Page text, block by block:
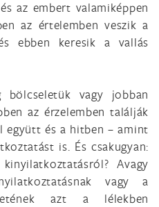
az embert valamiképpen
az értelemben veszik a
ebben keresik a vallás
vagy jobban
az érzelemben találják
és a hitben – amint
is. És csakugyan:
Avagy
vagy a
azt a lélekben